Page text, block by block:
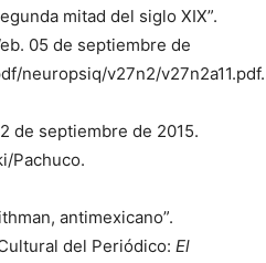
mitad del siglo XIX”.
05 de septiembre de
neuropsiq/v27n2/v27n2a11.pdf.
de septiembre de 2015.
Pachuco.
antimexicano”.
del Periódico: El